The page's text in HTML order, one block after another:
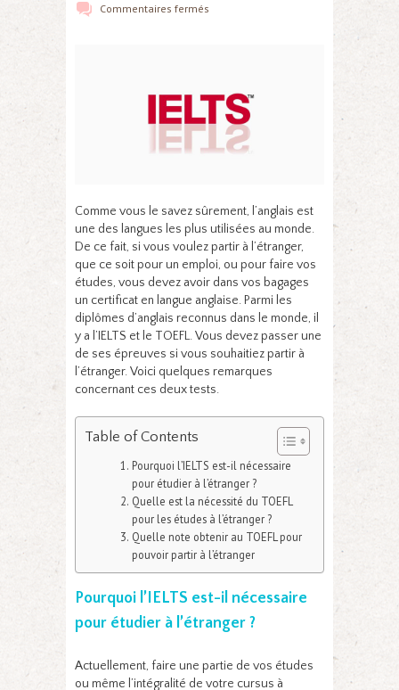
Commentaires fermés
Comme vous le savez sûrement, l’anglais est
une des langues les plus utilisées au monde.
De ce fait, si vous voulez partir à l’étranger,
que ce soit pour un emploi, ou pour faire vos
études, vous devez avoir dans vos bagages
un certificat en langue anglaise. Parmi les
diplômes d’anglais reconnus dans le monde, il
y a l’IELTS et le TOEFL. Vous devez passer une
de ses épreuves si vous souhaitiez partir à
l’étranger. Voici quelques remarques
concernant ces deux tests.
Table of Contents
Pourquoi l’IELTS est-il nécessaire
pour étudier à l’étranger ?
Quelle est la nécessité du TOEFL
pour les études à l’étranger ?
Quelle note obtenir au TOEFL pour
pouvoir partir à l’étranger
Pourquoi l’IELTS est-il nécessaire
pour étudier à l’étranger ?
Actuellement, faire une partie de vos études
ou même l’intégralité de votre cursus à